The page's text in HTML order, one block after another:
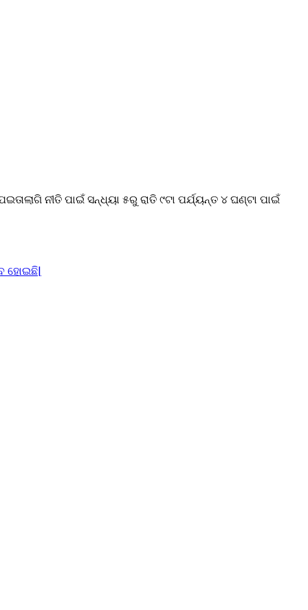
ନୀତି ପାଇଁ ସନ୍ଧ୍ୟା ୫ରୁ ରାତି ୯ଟା ପର୍ଯ୍ୟନ୍ତ ୪ ଘଣ୍ଟା ପାଇଁ
ହୋଇଛି|